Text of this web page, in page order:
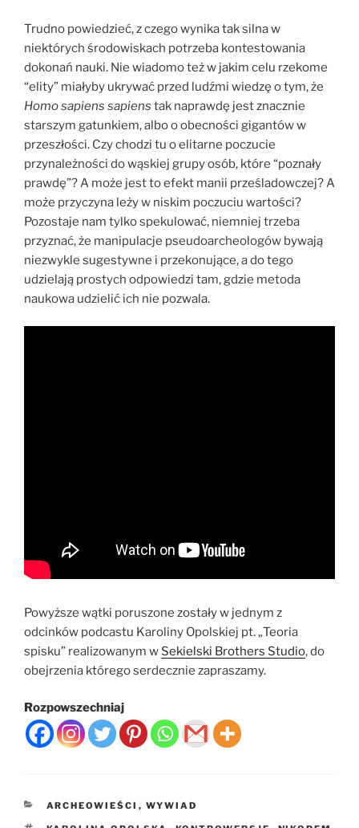
Trudno powiedzieć, z czego wynika tak silna w
niektórych środowiskach potrzeba kontestowania
dokonań nauki. Nie wiadomo też w jakim celu rzekome
“elity” miałyby ukrywać przed ludźmi wiedzę o tym, że
Homo sapiens sapiens tak naprawdę jest znacznie
starszym gatunkiem, albo o obecności gigantów w
przeszłości. Czy chodzi tu o elitarne poczucie
przynależności do wąskiej grupy osób, które “poznały
prawdę”? A może jest to efekt manii prześladowczej? A
może przyczyna leży w niskim poczuciu wartości?
Pozostaje nam tylko spekulować, niemniej trzeba
przyznać, że manipulacje pseudoarcheologów bywają
niezwykle sugestywne i przekonujące, a do tego
udzielają prostych odpowiedzi tam, gdzie metoda
naukowa udzielić ich nie pozwala.
Powyższe wątki poruszone zostały w jednym z
odcinków podcastu Karoliny Opolskiej pt. „Teoria
spisku” realizowanym w Sekielski Brothers Studio, do
obejrzenia którego serdecznie zapraszamy.
Rozpowszechniaj
KATEGORIE
ARCHEOWIEŚCI , WYWIAD